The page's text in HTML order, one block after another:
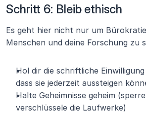
Schritt 6: Bleib ethisch
Es geht hier nicht nur um
Menschen und deine Forschung zu
Hol dir die schriftliche
dass sie jederzeit aussteigen
Halte Geheimnisse geheim
verschlüssele die Laufwerke)